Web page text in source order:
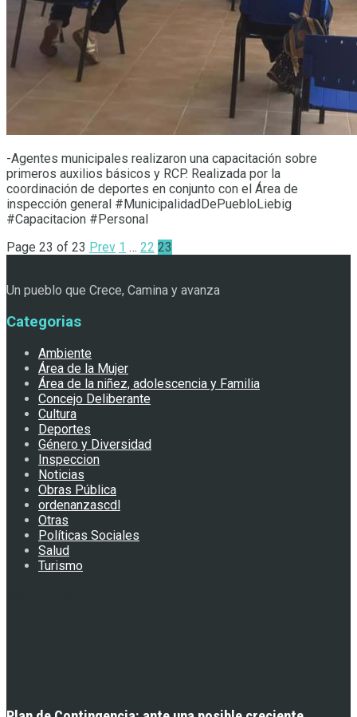
-Agentes municipales realizaron una capacitación sobre
primeros auxilios básicos y RCP. Realizada por la
coordinación de deportes en conjunto con el Área de
inspección general #MunicipalidadDePuebloLiebig
#Capacitacion #Personal
Page 23 of 23 Prev 1 … 22 23
Un pueblo que Crece, Camina y avanza
Categorias
Ambiente
Área de la Mujer
Área de la niñez, adolescencia y Familia
Concejo Deliberante
Cultura
Deportes
Género y Diversidad
Inspeccion
Noticias
Obras Pública
ordenanzascdl
Otras
Políticas Sociales
Salud
Turismo